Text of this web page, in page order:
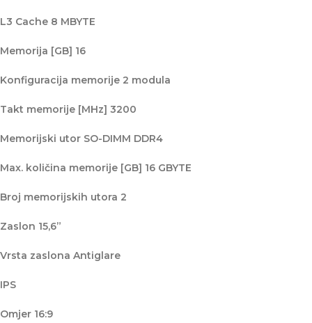
L3 Cache 8 MBYTE
Memorija [GB] 16
Konfiguracija memorije 2 modula
Takt memorije [MHz] 3200
Memorijski utor SO-DIMM DDR4
Max. količina memorije [GB] 16 GBYTE
Broj memorijskih utora 2
Zaslon 15,6”
Vrsta zaslona Antiglare
IPS
Omjer 16:9